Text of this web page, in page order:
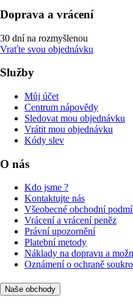
Doprava a vrácení
30 dní na rozmyšlenou
Vraťte svou objednávku
Služby
Můj účet
Centrum nápovědy
Sledovat mou objednávku
Vrátit mou objednávku
Kódy slev
O nás
Kdo jsme ?
Kontaktujte nás
Všeobecné obchodní
Vrácení a vrácení peněz
Právní upozornění
Platební metody
Náklady na dopravu a
Oznámení o ochraně
Naše obchody